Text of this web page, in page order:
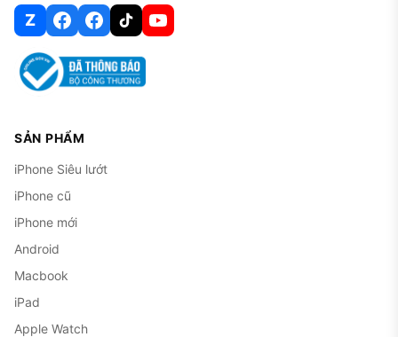
Z
SẢN PHẨM
iPhone Siêu lướt
iPhone cũ
iPhone mới
Android
Macbook
iPad
Apple Watch